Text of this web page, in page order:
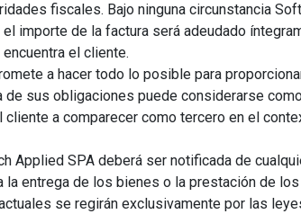
fiscales. Bajo ninguna circunstancia
importe de la factura será adeudado
el cliente.
a hacer todo lo posible para
de sus obligaciones puede considerarse
a comparecer como tercero en el
Applied SPA deberá ser notificada de
entrega de los bienes o la prestación de
se regirán exclusivamente por las